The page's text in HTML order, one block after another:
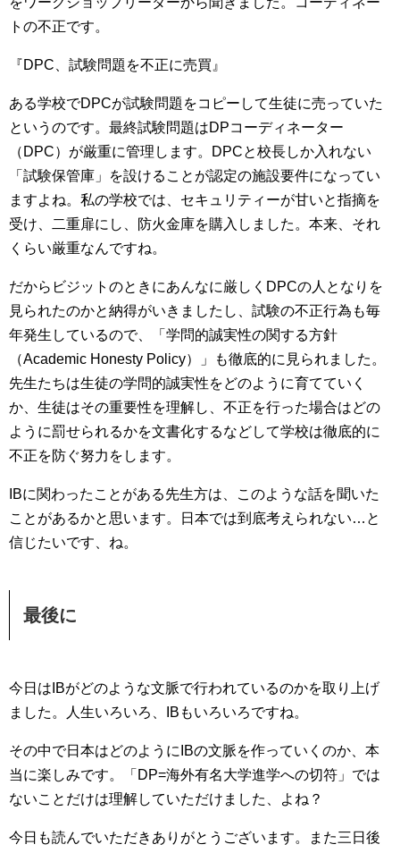
トの不正です。
『DPC、試験問題を不正に売買』
ある学校でDPCが試験問題をコピーして生徒に売っていた
というのです。最終試験問題はDPコーディネーター
（DPC）が厳重に管理します。DPCと校長しか入れない
「試験保管庫」を設けることが認定の施設要件になってい
ますよね。私の学校では、セキュリティーが甘いと指摘を
受け、二重扉にし、防火金庫を購入しました。本来、それ
くらい厳重なんですね。
だからビジットのときにあんなに厳しくDPCの人となりを
見られたのかと納得がいきましたし、試験の不正行為も毎
年発生しているので、「学問的誠実性の関する方針
（Academic Honesty Policy）」も徹底的に見られました。
先生たちは生徒の学問的誠実性をどのように育てていく
か、生徒はその重要性を理解し、不正を行った場合はどの
ように罰せられるかを文書化するなどして学校は徹底的に
不正を防ぐ努力をします。
IBに関わったことがある先生方は、このような話を聞いた
ことがあるかと思います。日本では到底考えられない…と
信じたいです、ね。
最後に
今日はIBがどのような文脈で行われているのかを取り上げ
ました。人生いろいろ、IBもいろいろですね。
その中で日本はどのようにIBの文脈を作っていくのか、本
当に楽しみです。「DP=海外有名大学進学への切符」では
ないことだけは理解していただけました、よね？
今日も読んでいただきありがとうございます。また三日後